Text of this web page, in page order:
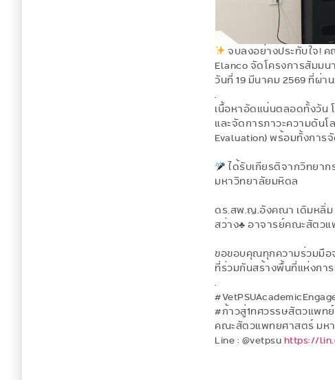
จบลงอย่างประทับใจ!
Elanco จัดโครงการสัมมน
วันที่ 19 มีนาคม 2569 ที่ผ่
.
เนื้อหาอัดแน่นตลอดทั้งวัน
และจัดการภาวะความดันโ
Evaluation) พร้อมทั้งการ
ได้รับเกียรติจากวิทยา
มหาวิทยาลัยมหิดล
ดร.สพ.ญ.อังคณา เดิมหลิ่
สว่าง♣ อาจารย์คณะสัตว
ขอขอบคุณทุกความร่วมมือ
ที่ร่วมกันสร้างพื้นที่แห่งกา
.
#ก้าวสู่1ทศวรรษสัตวแพทย์
คณะสัตวแพทยศาสตร์ มหา
Line : @vetpsuhttps://